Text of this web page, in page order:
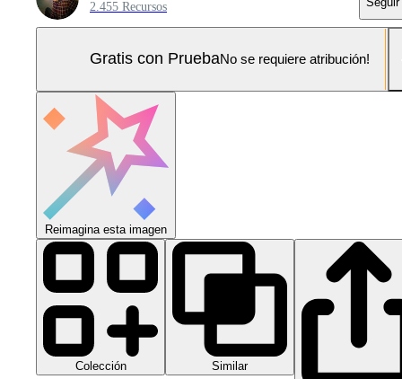
2.455 Recursos
Gratis con PruebaNo se requiere atribución!
Reimagina esta imagen
Colección Similar